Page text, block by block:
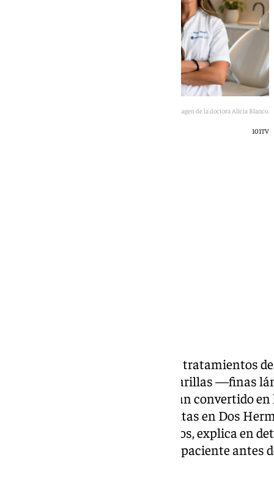
Imagen de la doctora Alicia Blanco.
101TV
Mejorar la sonrisa es uno de los tratamientos
demandados en España, y las carillas —finas
superficie de los dientes— se han convertido
con consultas en Dos
casos de estética dental resueltos, explica en
tratamiento y qué debe saber el paciente antes